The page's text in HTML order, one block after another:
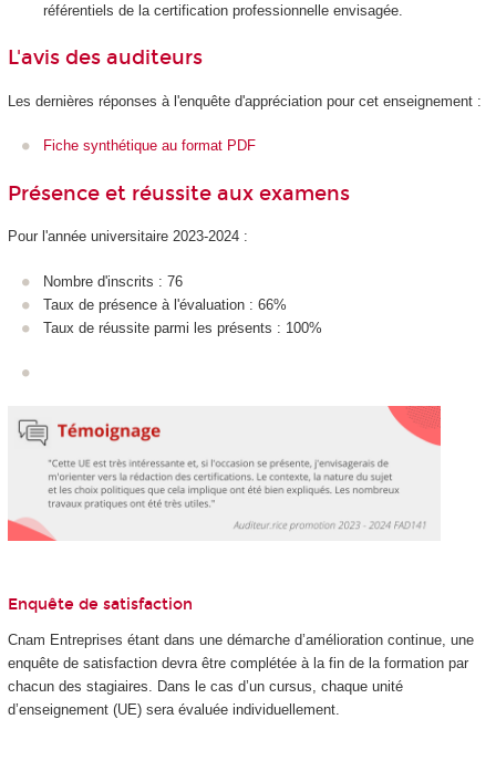
référentiels de la certification professionnelle envisagée.
L'avis des auditeurs
Les dernières réponses à l'enquête d'appréciation pour cet enseignement :
Fiche synthétique au format PDF
Présence et réussite aux examens
Pour l'année universitaire 2023-2024 :
Nombre d'inscrits : 76
Taux de présence à l'évaluation : 66%
Taux de réussite parmi les présents : 100%
Enquête de satisfaction
Cnam Entreprises étant dans une démarche d’amélioration continue, une
enquête de satisfaction devra être complétée à la fin de la formation par
chacun des stagiaires. Dans le cas d’un cursus, chaque unité
d’enseignement (UE) sera évaluée individuellement.